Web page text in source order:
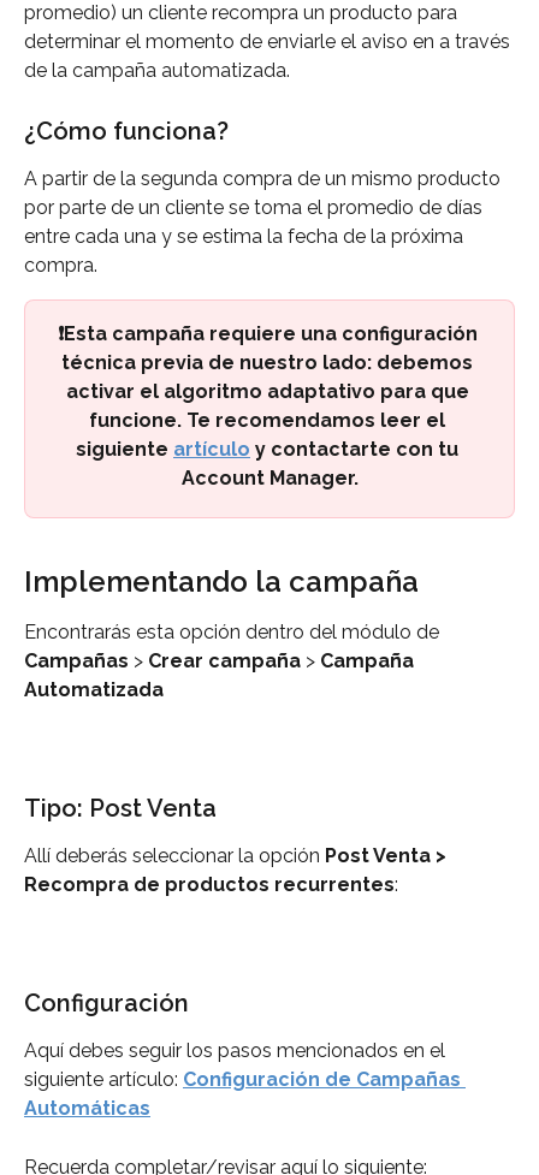
promedio) un cliente recompra un producto para
determinar el momento de enviarle el aviso en a través
de la campaña automatizada.
¿Cómo funciona?
A partir de la segunda compra de un mismo producto
por parte de un cliente se toma el promedio de días
entre cada una y se estima la fecha de la próxima
compra.
❗Esta campaña requiere una configuración
técnica previa de nuestro lado: debemos
activar el algoritmo adaptativo para que
funcione. Te recomendamos leer el
siguiente artículo y contactarte con tu
Account Manager.
Implementando la campaña
Encontrarás esta opción dentro del módulo de
Campañas > Crear campaña > Campaña
Automatizada
Tipo: Post Venta
Allí deberás seleccionar la opción Post Venta >
Recompra de productos recurrentes:
Configuración
Aquí debes seguir los pasos mencionados en el
siguiente artículo: Configuración de Campañas
Automáticas
Recuerda completar/revisar aquí lo siguiente: